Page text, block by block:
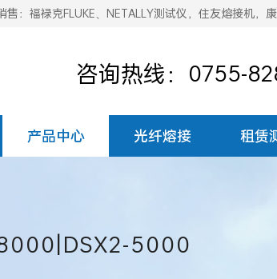
：福禄克FLUKE、NETALLY测试仪，住友熔接机，康
咨询热线：0755-
产品中心 光纤熔接 租赁
5000